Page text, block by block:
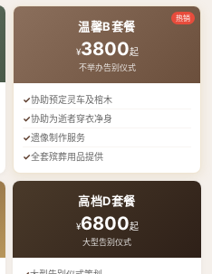
热销
温馨B套餐
¥3800起
不举办告别仪式
协助预定灵车及棺木
协助为逝者穿衣净身
遗像制作服务
全套殡葬用品提供
高档D套餐
¥6800起
大型告别仪式